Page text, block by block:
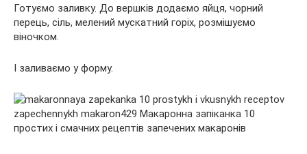
Готуємо заливку. До вершків додаємо яйця, чорний
перець, сіль, мелений мускатний горіх, розмішуємо
віночком.
І заливаємо у форму.